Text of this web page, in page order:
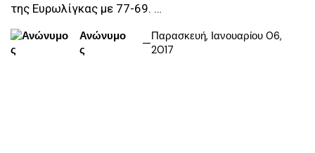
της Ευρωλίγκας με 77-69. …
Ανώνυμο
ς
Παρασκευή, Ιανουαρίου 06,
2017